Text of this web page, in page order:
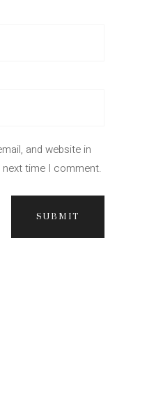
and website in
time I comment.
SUBMIT